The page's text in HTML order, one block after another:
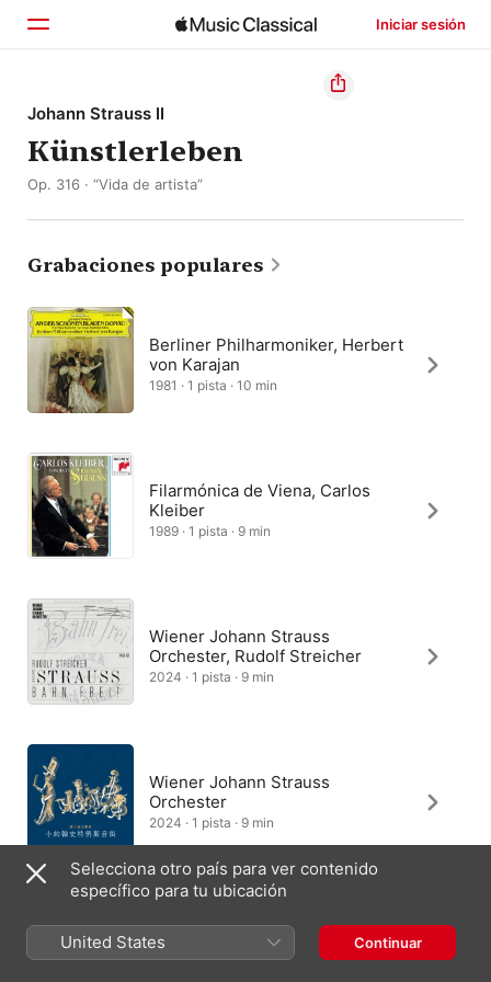
Iniciar sesión
Inicio
Explorar
Johann Strauss II
Künstlerleben
Op. 316 · “Vida de artista”
Grabaciones populares
Berliner Philharmoniker, Herbert
von Karajan
1981 · 1 pista · 10 min
Filarmónica de Viena, Carlos
Kleiber
1989 · 1 pista · 9 min
Wiener Johann Strauss
Orchester, Rudolf Streicher
2024 · 1 pista · 9 min
Wiener Johann Strauss
Orchester
2024 · 1 pista · 9 min
Wiener Symphoniker, Yakov
Kreizberg
Selecciona otro país para ver contenido
específico para tu ubicación
United States Continuar